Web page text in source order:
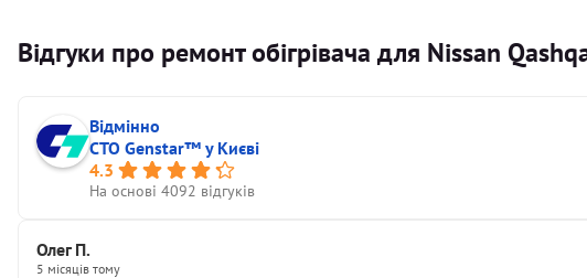
Відгуки про ремонт обігрівача для Nissan
Відмінно
СТО Genstar™ у Києві
4.3
На основі 4092 відгуків
Олег П.
5 місяців тому